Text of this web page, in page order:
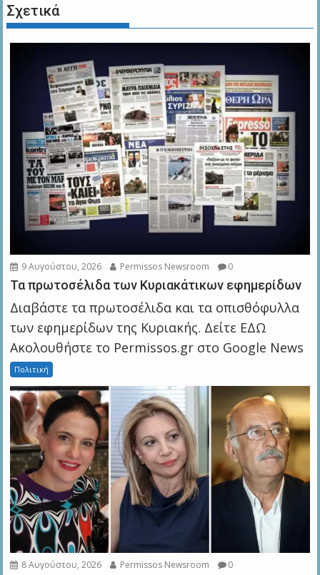
Σχετικά
9 Αυγούστου, 2026 Permissos Newsroom 0
Τα πρωτοσέλιδα των Kυριακάτικων εφημερίδων
Διαβάστε τα πρωτοσέλιδα και τα οπισθόφυλλα
των εφημερίδων της Κυριακής. Δείτε ΕΔΩ
Ακολουθήστε το Permissos.gr στο Google News
Πολιτική
8 Αυγούστου, 2026 Permissos Newsroom 0